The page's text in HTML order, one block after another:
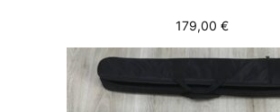
179,00 €